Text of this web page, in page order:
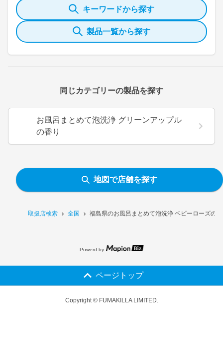
取扱店検索 全国 福島県のお風呂まとめて泡洗浄 ベビーローズの
キーワードから探す
製品一覧から探す
同じカテゴリーの製品を探す
お風呂まとめて泡洗浄 グリーンアップル
の香り
地図で店舗を探す
Powerd by
ページトップ
Copyright © FUMAKILLA LIMITED.